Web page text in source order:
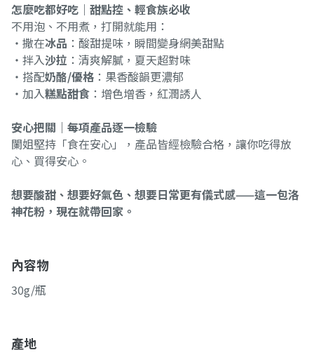
怎麼吃都好吃｜甜點控、輕食族必收
不用泡、不用煮，打開就能用：
・撒在冰品 ：酸甜提味，瞬間變身網美甜點
・拌入沙拉 ：清爽解膩，夏天超對味
・搭配奶酪/優格 ：果香酸韻更濃郁
・加入糕點甜食 ：增色增香，紅潤誘人
安心把關｜每項產品逐一檢驗
闌姐堅持「食在安心」，產品皆經檢驗合格，讓你吃得放
心、買得安心。
想要酸甜、想要好氣色、想要日常更有儀式感——這一包洛
神花粉，現在就帶回家。
內容物
30g/瓶
產地